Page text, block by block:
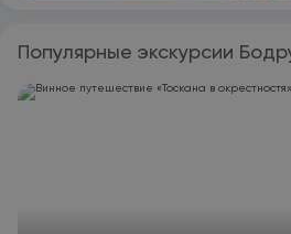
Популярные экскурсии